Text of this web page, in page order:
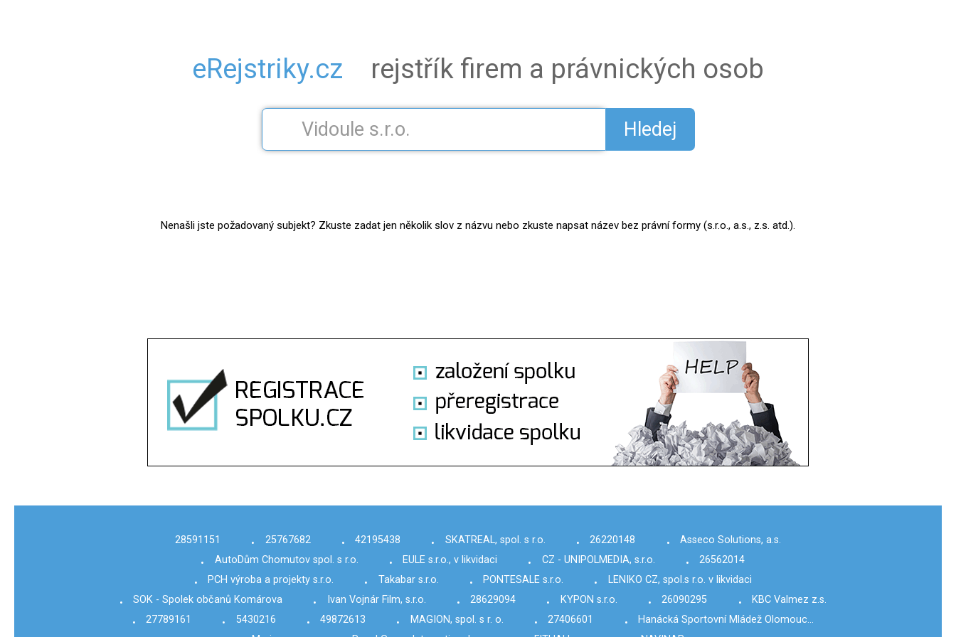
eRejstriky.cz rejstřík firem a právnických osob
Hledej
Nenašli jste požadovaný subjekt? Zkuste zadat jen několik slov z názvu nebo zkuste napsat název bez právní formy (s.r.o., a.s., z.s. atd.).
28591151 • 25767682 • 42195438 • SKATREAL, spol. s r.o. • 26220148 •
Asseco Solutions, a.s.
•
AutoDům Chomutov spol. s r.o. • EULE s.r.o., v likvidaci • CZ - UNIPOLMEDIA, s.r.o. •
26562014
•
PCH výroba a projekty s.r.o. • Takabar s.r.o. • PONTESALE s.r.o. •
LENIKO CZ, spol.s r.o. v likvidaci
•
SOK - Spolek občanů Komárova • Ivan Vojnár Film, s.r.o. • 28629094 • KYPON s.r.o. • 26090295 •
KBC Valmez z.s.
•
27789161 • 5430216 • 49872613 • MAGION, spol. s r. o. • 27406601 •
Hanácká Sportovní Mládež Olomouc…